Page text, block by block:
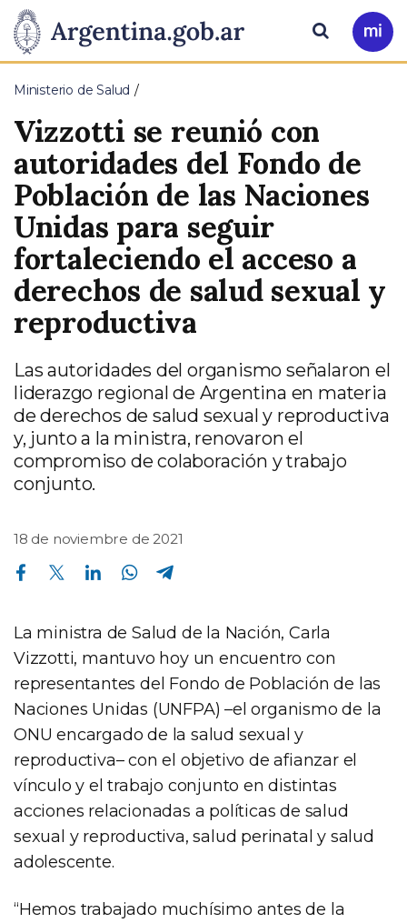
Presidencia
de
la
Nación
Pasar al contenido principal
Ir
a
Buscar
Ministerio de Salud
Vizzotti se reunió con
autoridades del Fondo de
Población de las Naciones
Unidas para seguir
fortaleciendo el acceso a
derechos de salud sexual y
reproductiva
Las autoridades del organismo señalaron el
liderazgo regional de Argentina en materia
de derechos de salud sexual y reproductiva
y, junto a la ministra, renovaron el
compromiso de colaboración y trabajo
conjunto.
18 de noviembre de 2021
Compartir en Facebook Compartir en Twitter Compartir en Linkedin Compartir en Whatsapp
La ministra de Salud de la Nación, Carla
Vizzotti, mantuvo hoy un encuentro con
representantes del Fondo de Población de las
Naciones Unidas (UNFPA) –el organismo de la
ONU encargado de la salud sexual y
reproductiva– con el objetivo de afianzar el
vínculo y el trabajo conjunto en distintas
acciones relacionadas a políticas de salud
sexual y reproductiva, salud perinatal y salud
adolescente.
“Hemos trabajado muchísimo antes de la